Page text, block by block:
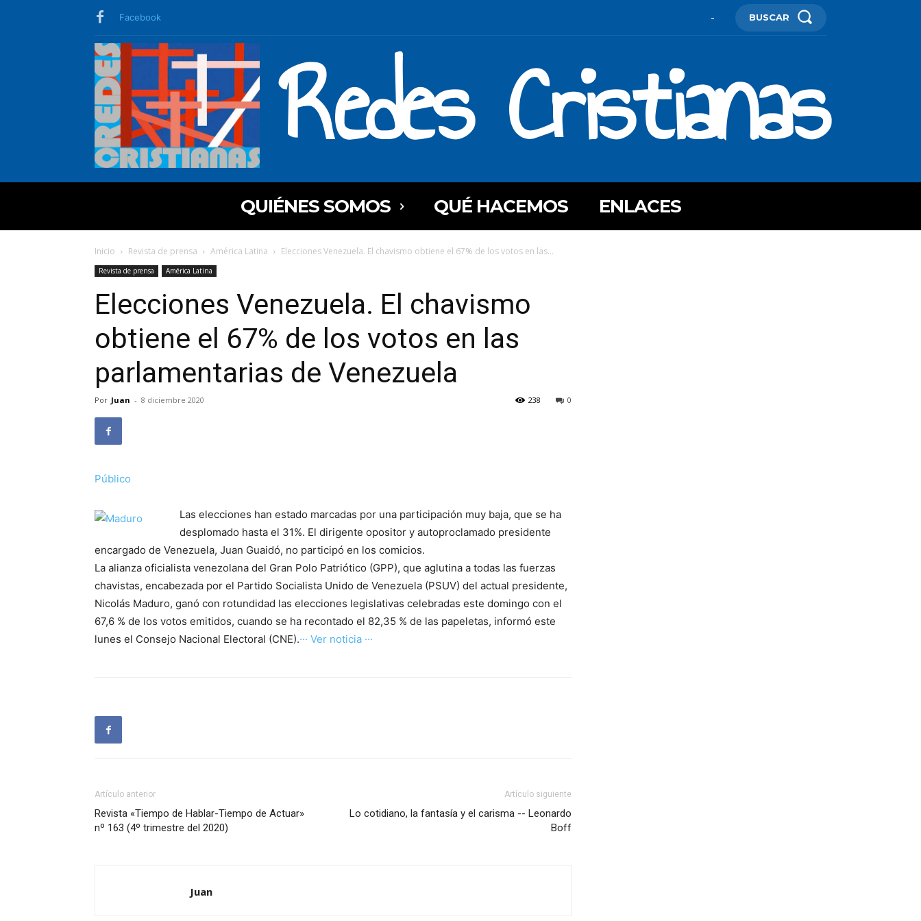
Facebook - BUSCAR
Redes Cristianas
QUIÉNES SOMOS QUÉ HACEMOS ENLACES
Inicio Revista de prensa América Latina Elecciones Venezuela. El chavismo obtiene el 67% de los votos en las...
Revista de prensa América Latina
Elecciones Venezuela. El chavismo
obtiene el 67% de los votos en las
parlamentarias de Venezuela
Por Juan - 8 diciembre 2020 0
238
Público
Las elecciones han estado marcadas por una participación muy baja, que se ha
desplomado hasta el 31%. El dirigente opositor y autoproclamado presidente
encargado de Venezuela, Juan Guaidó, no participó en los comicios.
La alianza oficialista venezolana del Gran Polo Patriótico (GPP), que aglutina a todas las fuerzas
chavistas, encabezada por el Partido Socialista Unido de Venezuela (PSUV) del actual presidente,
Nicolás Maduro, ganó con rotundidad las elecciones legislativas celebradas este domingo con el
67,6 % de los votos emitidos, cuando se ha recontado el 82,35 % de las papeletas, informó este
lunes el Consejo Nacional Electoral (CNE).··· Ver noticia ···
Artículo anterior
Revista «Tiempo de Hablar-Tiempo de Actuar»
nº 163 (4º trimestre del 2020)
Artículo siguiente
Lo cotidiano, la fantasía y el carisma -- Leonardo
Boff
Juan